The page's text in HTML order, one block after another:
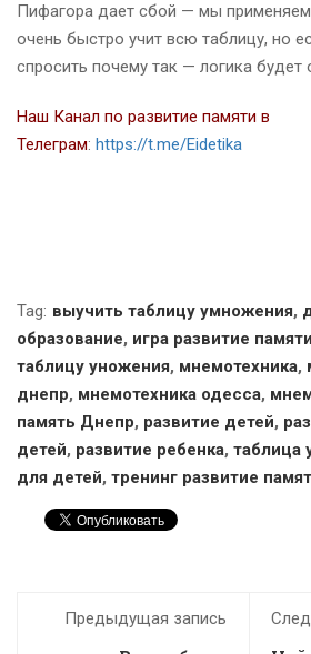
Пифагора дает сбой — мы
очень быстро учит всю таблицу, но
спросить почему так — логика будет
Наш Канал по развитие памяти в
Телеграм: https://t.me/Eidetika
Tag: выучить таблицу умножения,
образование, игра развитие памяти
таблицу уножения, мнемотехника,
днепр, мнемотехника одесса,
память Днепр, развитие детей,
детей, развитие ребенка, таблица
для детей, тренинг развитие
Предыдущая запись